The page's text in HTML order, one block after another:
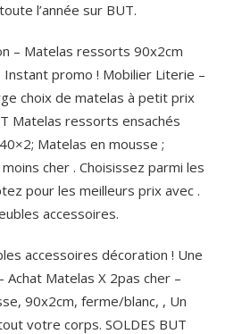
l’année sur BUT.
– Matelas ressorts 90x2cm
Instant promo ! Mobilier Literie –
choix de matelas à petit prix
Matelas ressorts ensachés
Matelas en mousse ;
cher . Choisissez parmi les
pour les meilleurs prix avec .
accessoires.
accessoires décoration ! Une
Matelas X 2pas cher –
90x2cm, ferme/blanc, , Un
votre corps. SOLDES BUT